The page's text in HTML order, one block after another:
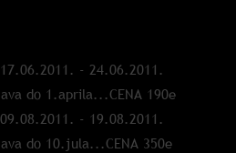
- 24.06.2011.
do 1.aprila...CENA 190e
- 19.08.2011.
do 10.jula...CENA 350e